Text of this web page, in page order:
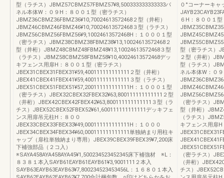
型（ラチス）JBMZ57CBMZ57FBMZ57¥8,500333333333333パ
ネル本体W：０９H：８００１型（密ラチス）
JBMZ36CBMZ36FBMZ36¥10,70024613572468２型（井桁）
JBMZ46CBMZ46FBMZ46¥10,70024613572468３型（ラチス）
JBMZ56CBMZ56FBMZ56¥9,10024613572468H：１０００１型
（密ラチス）JBMZ38CBMZ38FBMZ38¥13,10024613572468２
型（井桁）JBMZ48CBMZ48FBMZ48¥13,10024613572468３型
（ラチス）JBMZ58CBMZ58FBMZ58¥10,40024613572468デッ
キフェンス用扉H：８００１型（密ラチス）
JBEX31CBEX31FBEX31¥59,400111111111111２型（井桁）
JBEX41CBEX41FBEX41¥59,400111111111111３型（ラチス）
JBEX51CBEX51FBEX51¥57,200111111111111H：１０００１型
（密ラチス）JBEX32CBEX32FBEX32¥63,800111111111111２型
（井桁）JBEX42CBEX42FBEX42¥63,800111111111111３型（ラ
チス）JBEX52CBEX52FBEX52¥61,600111111111111デッキフェ
ンス用扉吊元柱H：８００
JBEX33CBEX33FBEX33¥49,000111111111111H：１０００
JBEX34CBEX34FBEX34¥60,000111111111111単独納まり用柱キ
ャップ（扉柱単独納まり専用）JBEX39CBEX39FBEX39¥7,200床
下補強部品（２コ入）
※SAYA458AYA458AYA45¥1,500234523452345床下補強材 ※L：
８３８１本入SAYB61EAYB61EAYB61¥3,9001111２本入
SAYB63EAYB63EAYB63¥7,800234523453456L：１６８０１本入
０°コーナーキャ
６H：８００１
型（密ラチス）
２型（井桁）
型（ラチス）
ネル本体W：０
（密ラチス）
型（井桁）
（ラチス）
キフェンス用扉
（密ラチス）
（井桁）
チス）